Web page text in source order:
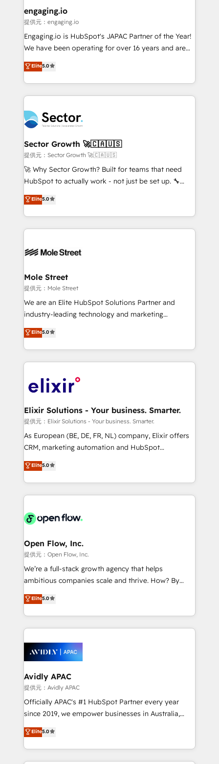
Também somos distribuidores oficiais da HubSpot
e de mais de 150 softwares globais permitindo
contratar e pagar a HubSpot em reais com nota
fiscal no Brasil e gerar economia de até 50% na
Oferecemos ainda agentes de IA especializados em
HubSpot que automatizam tarefas executam rotinas
empresas em 13 países utilizam a Nexforce. Somos
a maior parceira da HubSpot na América Latina e
líder no ranking global de sucesso do cliente da
HubSpot.
engaging.io
提供元：engaging.io
Engaging.io is HubSpot's JAPAC Partner of the Year!
We have been operating for over 16 years and are
one of HubSpot's most experienced and technically
capable Agency Partners globally. We specialise in
complex CRM migrations, implementations,
integrations, custom CMS portal development,
businesses. Our teams are based in North America
and APAC. We are HubSpot's top-ranked Advanced
Implementation Certified Partner and we contribute
to their advisory council. We strive to do 'good work
with good people' and have worked with incredible
brands. You can see some of them on our website,
Elite5.0
Sector Growth 🚀🇨🇦🇺🇸
提供元：Sector Growth 🚀🇨🇦🇺🇸
🚀 Why Sector Growth? Built for teams that need
HubSpot to actually work - not just be set up. 🔧
HubSpot Experts: Onboarding, migrations,
automation, and training built for adoption. ⚡ Highly
Technical Execution: ERP, EMR and Custom
Integrations; complex builds delivered in weeks, not
workflows; automation agents; process optimization
Healthcare: HIPAA implementations; secure data
workflows 💼 Financial Services: compliant
workflows; audit-ready reporting ⚖️ Legal: client
intake; pipeline and document workflows 🛒 E-
revenue automation 🏢 Real Estate: deal pipelines;
portfolio and lifecycle management 🏭
HIPAA-aware; CASL-compliant; GDPR-ready
implementations where required 💡 Why 500+
built to scale.
Elite5.0
Mole Street
提供元：Mole Street
We are an Elite HubSpot Solutions Partner and
industry-leading technology and marketing
consultancy. Our focus is on enterprise and mid-
market B2B companies globally that want a strategic
approach to execute their goals through creative
applications of our solutions; Technical HubSpot
Design, Migrations + Integrations. Mole Street’s
greatness, which is achieved through creating
absolute clarity, derived from a well-defined
strategy, executed well, and reported on with clear
results. The culture is driven by core values; Joy, Grit,
Mindedness, and Clarity. We are driven to win for the
collective good of the company and its clientele, and
things are happening.
Elite5.0
Elixir Solutions - Your business. Smarter.
提供元：Elixir Solutions - Your business. Smarter.
As European (BE, DE, FR, NL) company, Elixir offers
CRM, marketing automation and HubSpot
integration products and services to mid-market
and enterprise customers. We ensure that your sales,
service and marketing department operates in the
most effective way, while at the same time
integrated buyers journey. Elixir is located in
and Amsterdam. Elixir is a first mover and leader
when it comes to HubSpot sales and service
implementations, highly renowned for our business
acumen, process (re-)design experience and a
integrate HubSpot with complex solutions like SAP,
MicroSoft, custom solutions,... Our company also has
Retail execution, CPQ, customer portals and
HubSpot CMS developments. And we're champions
Elite5.0
Open Flow, Inc.
提供元：Open Flow, Inc.
We’re a full-stack growth agency that helps
ambitious companies scale and thrive. How? By
upgrading and streamlining every single revenue-
generating aspect of your business. We’re proud
HubSpot Elite Solutions Partners and devout CRM
nerds who can harness HubSpot’s custom digital
experience. Working hand-in-hand with your team,
we’ll assemble a RevOps machine that drives more
traffic, generates better leads and crushes your
revenue goals. We've worked with thousands of
HubSpot customers and we'd love to work with you
too! Clients come to us for: Advanced CRM solutions
HubSpot Data System Migrations between systems
to HubSpot New lead generation strategies Time-
Elite5.0
Avidly APAC
提供元：Avidly APAC
Officially APAC's #1 HubSpot Partner every year
since 2019, we empower businesses in Australia,
New Zealand, and globally to realise their full
potential through enterprise HubSpot CRM
implementation. And we deliver best practice across
the whole HubSpot platform, covering marketing,
Elite5.0